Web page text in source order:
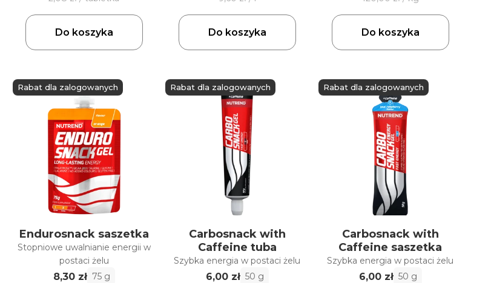
Do koszyka Do koszyka Do koszyka
Rabat dla zalogowanych
Endurosnack saszetka
Stopniowe uwalnianie energii w
postaci żelu
8,30 zł 75 g
Rabat dla zalogowanych
Carbosnack with
Caffeine tuba
Szybka energia w postaci żelu
6,00 zł 50 g
Rabat dla zalogowanych
Carbosnack with
Caffeine saszetka
Szybka energia w postaci żelu
6,00 zł 50 g